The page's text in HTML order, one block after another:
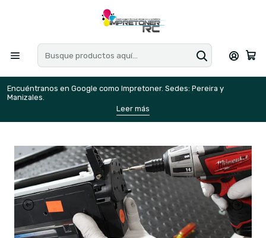
Encuéntranos en Google como Impretoner. Sedes: Pereira y
Manizales.
Leer más